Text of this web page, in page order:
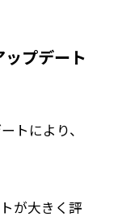
プデート
トにより、
が大きく評